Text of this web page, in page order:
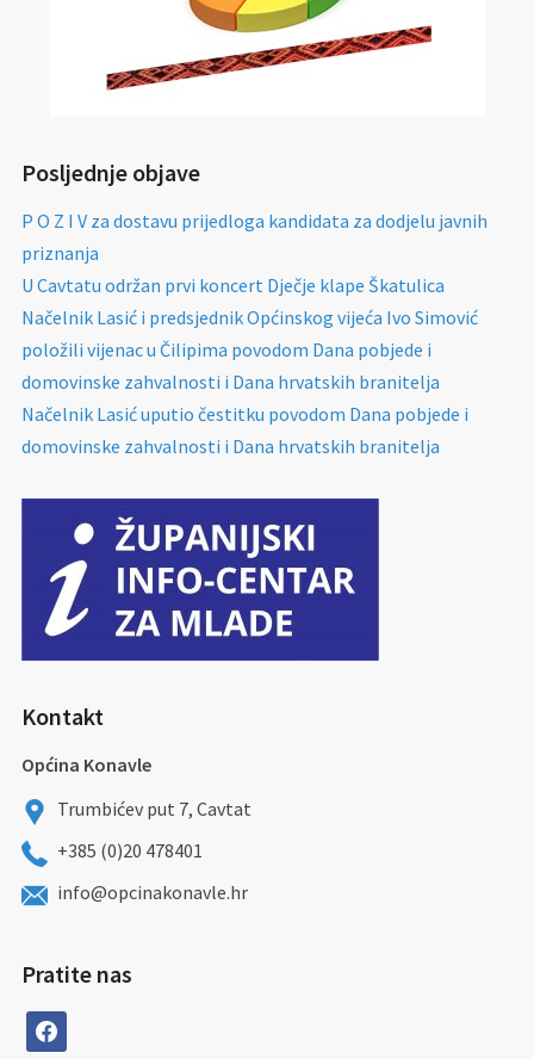
Posljednje objave
P O Z I V za dostavu prijedloga kandidata za dodjelu javnih
priznanja
U Cavtatu održan prvi koncert Dječje klape Škatulica
Načelnik Lasić i predsjednik Općinskog vijeća Ivo Simović
položili vijenac u Čilipima povodom Dana pobjede i
domovinske zahvalnosti i Dana hrvatskih branitelja
Načelnik Lasić uputio čestitku povodom Dana pobjede i
domovinske zahvalnosti i Dana hrvatskih branitelja
Kontakt
Općina Konavle
Trumbićev put 7, Cavtat
+385 (0)20 478401
info@opcinakonavle.hr
Pratite nas
facebook